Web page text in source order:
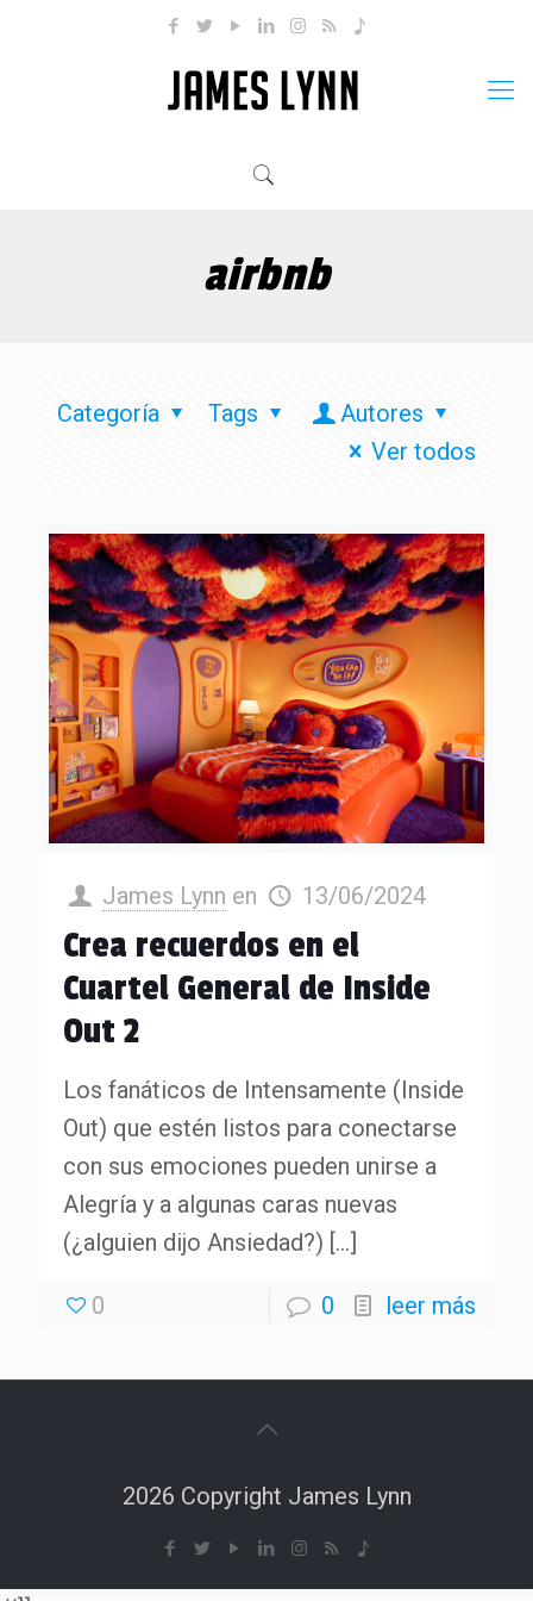
airbnb
Categoría Tags
Autores
Ver todos
James Lynn en 13/06/2024
Crea recuerdos en el
Cuartel General de Inside
Out 2
Los fanáticos de Intensamente (Inside
Out) que estén listos para conectarse
con sus emociones pueden unirse a
Alegría y a algunas caras nuevas
(¿alguien dijo Ansiedad?) […]
0 0 leer más
2026 Copyright James Lynn